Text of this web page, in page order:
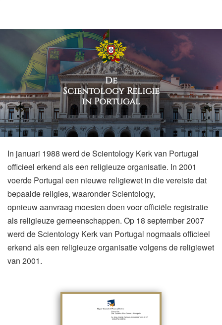
De
Scientology Religie
in Portugal
In januari 1988 werd de Scientology Kerk van Portugal
officieel erkend als een religieuze organisatie. In 2001
voerde Portugal een nieuwe religiewet in die vereiste dat
bepaalde religies, waaronder Scientology,
opnieuw aanvraag moesten doen voor officiële registratie
als religieuze gemeenschappen. Op 18 september 2007
werd de Scientology Kerk van Portugal nogmaals officieel
erkend als een religieuze organisatie volgens de religiewet
van 2001.